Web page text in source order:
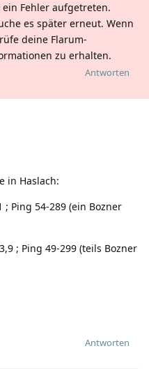
Fehler aufgetreten.
es später erneut. Wenn
deine Flarum-
zu erhalten.
Antworten
in Haslach:
; Ping 54-289 (ein Bozner
; Ping 49-299 (teils Bozner
Antworten